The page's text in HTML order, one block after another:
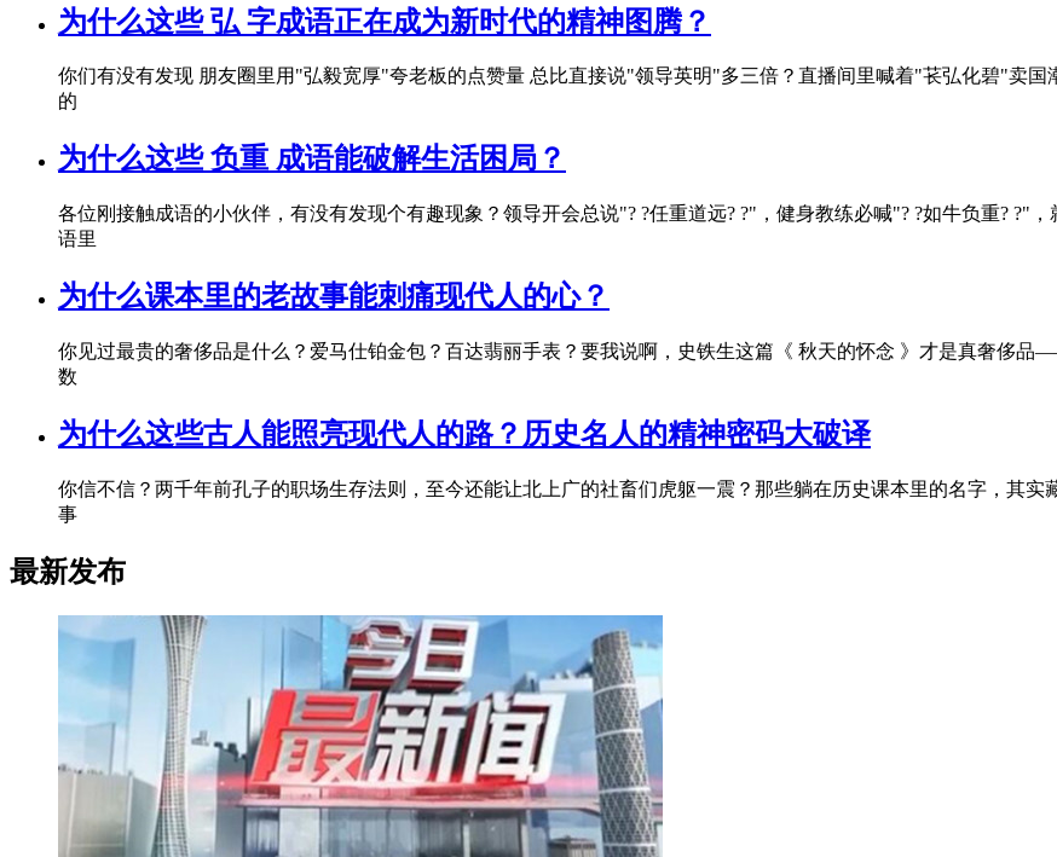
为什么这些 弘 字成语正在成为新时代的精神图腾？
你们有没有发现 朋友圈里用"弘毅宽厚"夸老板的点赞量 总比直接说"领导英明"多三倍？直播间里喊着"苌弘化碧"卖
的
为什么这些 负重 成语能破解生活困局？
各位刚接触成语的小伙伴，有没有发现个有趣现象？领导开会总说"? ?任重道远? ?"，健身教练必喊"? ?如牛负重? ?"
语里
为什么课本里的老故事能刺痛现代人的心？
你见过最贵的奢侈品是什么？爱马仕铂金包？百达翡丽手表？要我说啊，史铁生这篇《 秋天的怀念 》才是真奢侈
数
为什么这些古人能照亮现代人的路？历史名人的精神密码大破译
你信不信？两千年前孔子的职场生存法则，至今还能让北上广的社畜们虎躯一震？那些躺在历史课本里的名字，其
事
最新发布